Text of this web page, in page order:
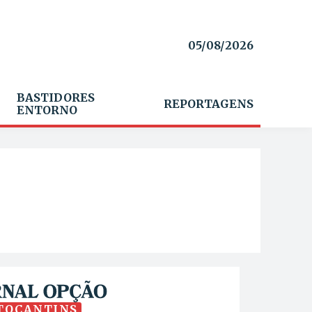
05/08/2026
BASTIDORES
ENTORNO
REPORTAGENS